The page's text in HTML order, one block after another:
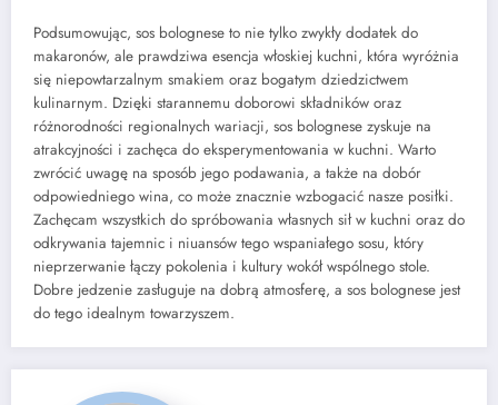
Podsumowując, sos bolognese to nie tylko zwykły dodatek do
makaronów, ale prawdziwa esencja włoskiej kuchni, która wyróżnia
się niepowtarzalnym smakiem oraz bogatym dziedzictwem
kulinarnym. Dzięki starannemu doborowi składników oraz
różnorodności regionalnych wariacji, sos bolognese zyskuje na
atrakcyjności i zachęca do eksperymentowania w kuchni. Warto
zwrócić uwagę na sposób jego podawania, a także na dobór
odpowiedniego wina, co może znacznie wzbogacić nasze posiłki.
Zachęcam wszystkich do spróbowania własnych sił w kuchni oraz do
odkrywania tajemnic i niuansów tego wspaniałego sosu, który
nieprzerwanie łączy pokolenia i kultury wokół wspólnego stole.
Dobre jedzenie zasługuje na dobrą atmosferę, a sos bolognese jest
do tego idealnym towarzyszem.